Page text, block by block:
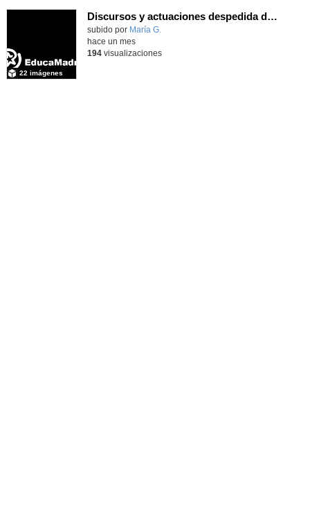
Discursos y actuaciones despedida de 4º
Contenido educativo.
subido por María G.
22 imágenes
hace un mes
194visualizaciones